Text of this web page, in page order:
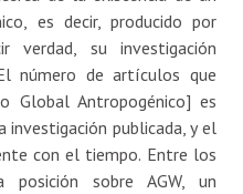
es decir, producido por
verdad, su investigación
número de artículos que
Global Antropogénico] es
investigación publicada, y el
con el tiempo. Entre los
posición sobre AGW, un